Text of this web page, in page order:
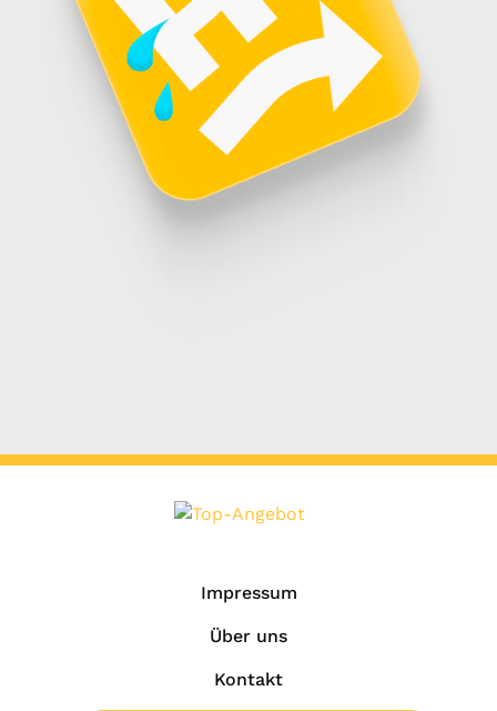
Impressum
Über uns
Kontakt